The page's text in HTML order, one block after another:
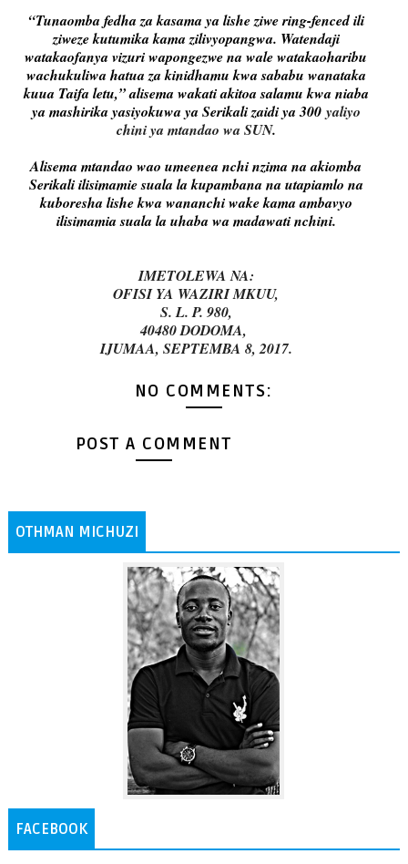
“Tunaomba fedha za kasama ya lishe ziwe ring-fenced ili
ziweze kutumika kama zilivyopangwa. Watendaji
watakaofanya vizuri wapongezwe na wale watakaoharibu
wachukuliwa hatua za kinidhamu kwa sababu wanataka
kuua Taifa letu,” alisema wakati akitoa salamu kwa niaba
ya mashirika yasiyokuwa ya Serikali zaidi ya 300 yaliyo
chini ya mtandao wa SUN.
Alisema mtandao wao umeenea nchi nzima na akiomba
Serikali ilisimamie suala la kupambana na utapiamlo na
kuboresha lishe kwa wananchi wake kama ambavyo
ilisimamia suala la uhaba wa madawati nchini.
IMETOLEWA NA:
OFISI YA WAZIRI MKUU,
S. L. P. 980,
40480 DODOMA,
IJUMAA, SEPTEMBA 8, 2017.
NO COMMENTS:
POST A COMMENT
OTHMAN MICHUZI
FACEBOOK